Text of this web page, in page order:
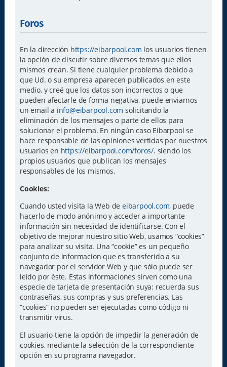
Foros
En la dirección https://eibarpool.com los usuarios tienen
la opción de discutir sobre diversos temas que ellos
mismos crean. Si tiene cualquier problema debido a
que Ud. o su empresa aparecen publicados en este
medio, y creé que los datos son incorrectos o que
pueden afectarle de forma negativa, puede enviarnos
un email a info@eibarpool.com solicitando la
eliminación de los mensajes o parte de ellos para
solucionar el problema. En ningún caso Eibarpool se
hace responsable de las opiniones vertidas por nuestros
usuarios en https://eibarpool.com/foros/. siendo los
propios usuarios que publican los mensajes
responsables de los mismos.
Cookies:
Cuando usted visita la Web de eibarpool.com, puede
hacerlo de modo anónimo y acceder a importante
información sin necesidad de identificarse. Con el
objetivo de mejorar nuestro sitio Web, usamos “cookies”
para analizar su visita. Una “cookie” es un pequeño
conjunto de informacion que es transferido a su
navegador por el servidor Web y que sólo puede ser
leido por éste. Estas informaciones sirven como una
especie de tarjeta de presentación suya: recuerda sus
contraseñas, sus compras y sus preferencias. Las
“cookies” no pueden ser ejecutadas como código ni
transmitir virus.
El usuario tiene la opción de impedir la generación de
cookies, mediante la selección de la correspondiente
opción en su programa navegador.